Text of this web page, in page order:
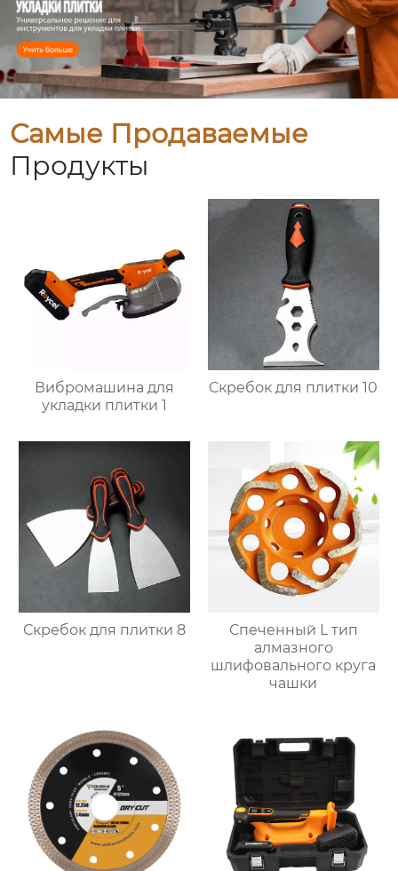
Самые Продаваемые
Продукты
Вибромашина для
укладки плитки 1
Скребок для плитки 10
Скребок для плитки 8
Спеченный L тип
алмазного
шлифовального круга
чашки